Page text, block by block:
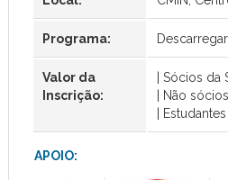
Programa: Descarregar
Valor da
Inscrição:
| Sócios da
| Não
|
APOIO: